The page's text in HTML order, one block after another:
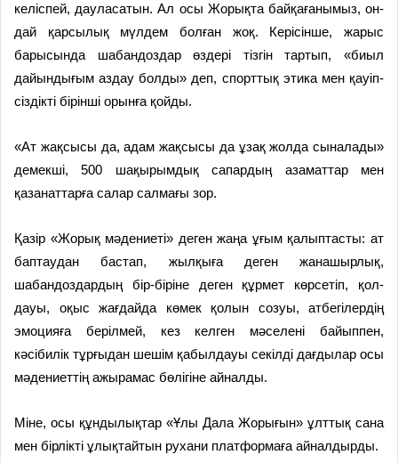
келіспей, дауласатын. Ал осы Жорықта байқағанымыз, он­
дай қарсылық мүлдем болған жоқ. Керісінше, жарыс
барысында шабандоздар өздері тізгін тартып, «биыл
дайындығым аздау болды» деп, спорттық этика мен қауіп­
сіздікті бірінші орынға қойды.
«Ат жақсысы да, адам жақсысы да ұзақ жолда сыналады»
демекші, 500 шақырымдық сапардың аза­мат­тар мен
қазанаттарға салар салмағы зор.
Қазір «Жорық мәдениеті» де­ген жаңа ұғым қалыптасты: ат
бап­таудан бастап, жылқыға деген жанашырлық,
шабандоздардың бір-біріне деген құрмет көрсетіп, қол­
дауы, оқыс жағдайда көмек қол­ын созуы, атбегілердің
эмоция­ға берілмей, кез келген мәселені байыппен,
кәсібилік тұрғыдан шешім қабылдауы секілді дағдылар осы
мәдениеттің ажырамас бөлігі­не айналды.
Міне, осы құндылықтар «Ұлы Дала Жорығын» ұлттық сана
мен бірлікті ұлықтайтын рухани плат­формаға айналдырды.